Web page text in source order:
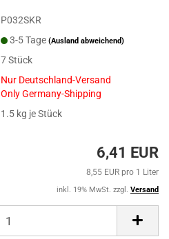
P032SKR
3-5 Tage(Ausland abweichend)
7Stück
Nur Deutschland-Versand
Only Germany-Shipping
1.5 kg je Stück
6,41 EUR
8,55 EUR pro 1 Liter
inkl. 19% MwSt. zzgl. Versand